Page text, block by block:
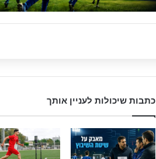
כתבות שיכולות לעניין אותך